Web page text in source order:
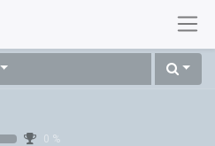
0 %